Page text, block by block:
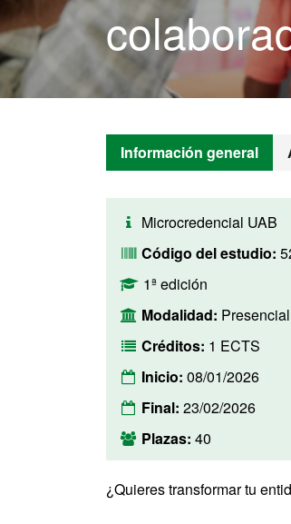
Información general
Microcredencial UAB
Código del estudio:
1ª edición
Modalidad: Presencial
Créditos: 1 ECTS
Inicio: 08/01/2026
Final: 23/02/2026
Plazas: 40
¿Quieres transformar tu